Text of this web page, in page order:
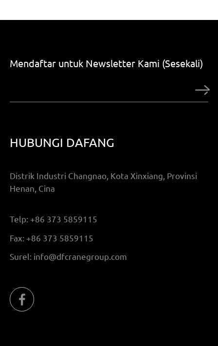
Mendaftar untuk Newsletter Kami (Sesekali)
HUBUNGI DAFANG
Distrik Industri Changnao, Kota Xinxiang, Provinsi
Henan, Cina
Telp: +86 373 5859115
Fax: +86 373 5859115
Surel: info@dfcranegroup.com